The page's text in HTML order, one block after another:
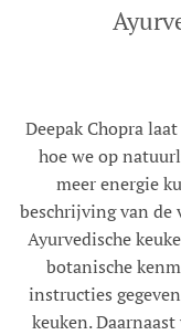
Deepak Chopra
hoe we op
meer energie
beschrijving van de
Ayurvedische
botanische
instructies
keuken.